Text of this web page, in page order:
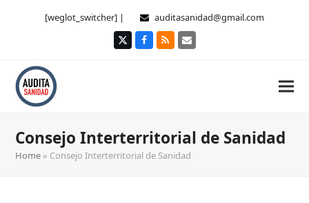
[weglot_switcher] | auditasanidad@gmail.com
TwitterFacebook
RSS Correo
Consejo Interterritorial de Sanidad
Home » Consejo Interterritorial de Sanidad